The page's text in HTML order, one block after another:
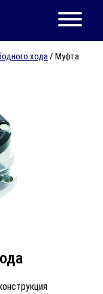
хода/ Муфта